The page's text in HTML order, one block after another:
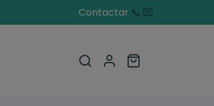
Contactar 📞 💌